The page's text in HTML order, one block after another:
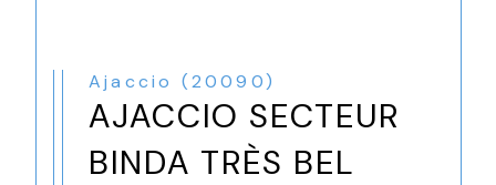
Ajaccio (20090)
AJACCIO SECTEUR
BINDA TRÈS BEL